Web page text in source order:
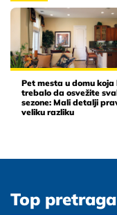
Pet mesta u domu koja
trebalo da osvežite
sezone: Mali detalji
veliku razliku
Top